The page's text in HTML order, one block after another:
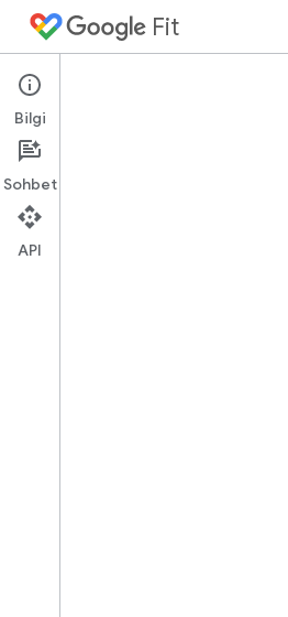
Fit
Google Fit
Hangi API'ye
Health Connect
Nasıl
Bilgi
Sohbet
API